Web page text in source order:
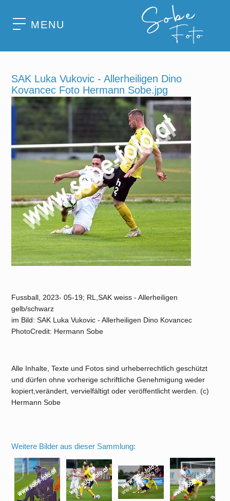
MENU
SAK Luka Vukovic - Allerheiligen Dino
Kovancec Foto Hermann Sobe.jpg
Fussball, 2023- 05-19; RL,SAK weiss - Allerheiligen
gelb/schwarz
im Bild: SAK Luka Vukovic - Allerheiligen Dino Kovancec
PhotoCredit: Hermann Sobe
Alle Inhalte, Texte und Fotos sind urheberrechtlich geschützt
und dürfen ohne vorherige schriftliche Genehmigung weder
kopiert,verändert, vervielfältigt oder veröffentlicht werden. (c)
Hermann Sobe
Weitere Bilder aus dieser Sammlung: